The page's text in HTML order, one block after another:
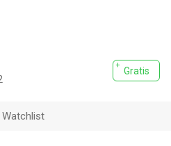
Gratis
Watchlist